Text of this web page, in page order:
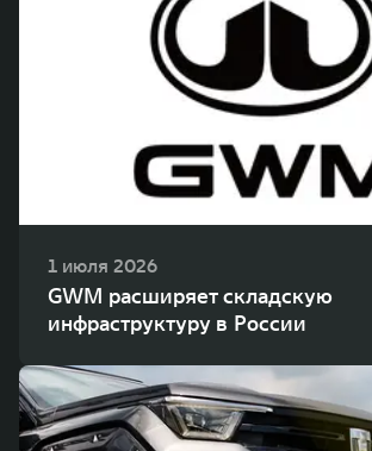
1 июля 2026
GWM расширяет складскую
инфраструктуру в России